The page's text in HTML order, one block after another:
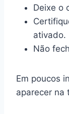
Deixe o
ativado.
Não
Em poucos
aparecer na